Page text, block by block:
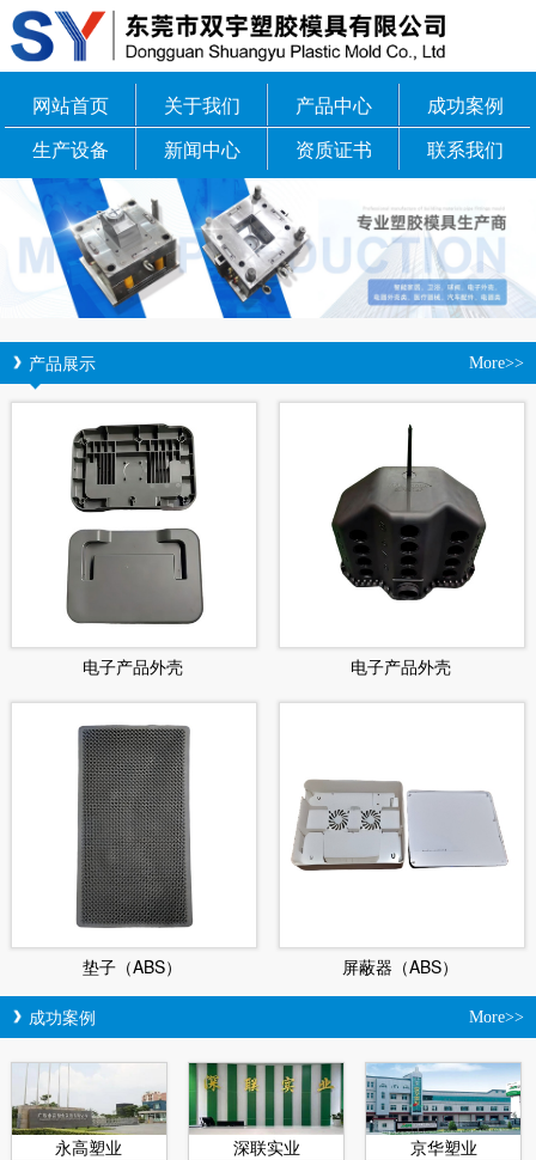
网站首页 关于我们 产品中心
成功案例
生产设备
新闻中心 资质证书 联系我们
More>>
产品展示
电子产品外壳 电子产品外壳
垫子（ABS） 屏蔽器（ABS）
More>>
成功案例
永高塑业 深联实业 京华塑业